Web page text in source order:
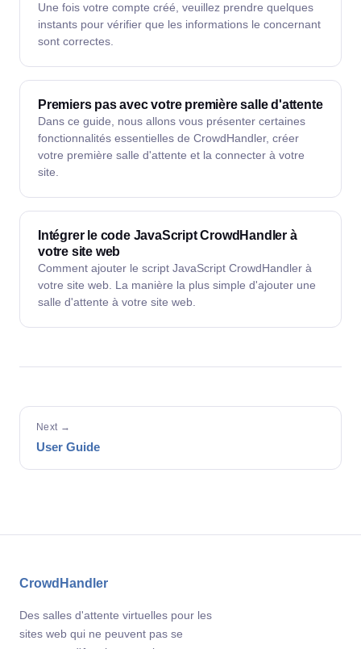
Une fois votre compte créé, veuillez prendre quelques
instants pour vérifier que les informations le concernant
sont correctes.
Premiers pas avec votre première salle d'attente
Dans ce guide, nous allons vous présenter certaines
fonctionnalités essentielles de CrowdHandler, créer
votre première salle d'attente et la connecter à votre
site.
Intégrer le code JavaScript CrowdHandler à
votre site web
Comment ajouter le script JavaScript CrowdHandler à
votre site web. La manière la plus simple d'ajouter une
salle d'attente à votre site web.
Next →
User Guide
CrowdHandler
Des salles d'attente virtuelles pour les
sites web qui ne peuvent pas se